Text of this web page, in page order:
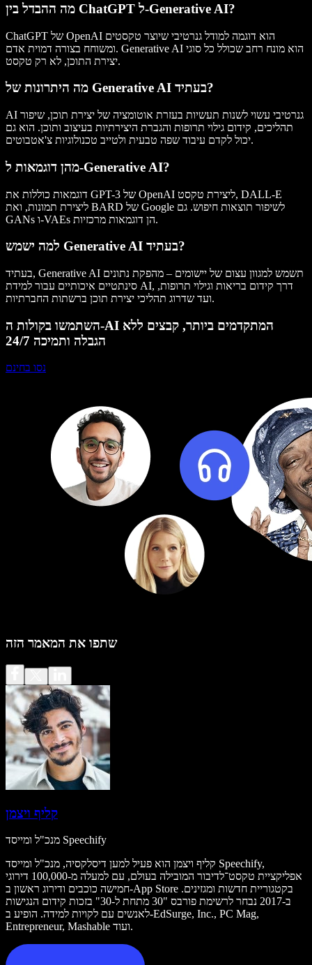
מה ההבדל בין ChatGPT ל-Generative AI?
ChatGPT של OpenAI הוא דוגמה למודל גנרטיבי שיוצר טקסטים
ומשוחח בצורה דמוית אדם. Generative AI הוא מונח רחב שכולל כל סוגי
יצירת התוכן, לא רק טקסט.
מה היתרונות של Generative AI בעתיד?
AI גנרטיבי עשוי לשנות תעשיות בעזרת אוטומציה של יצירת תוכן, שיפור
תהליכים, קידום גילוי תרופות והגברת היצירתיות בעיצוב ותוכן. הוא גם
יכול לקדם עיבוד שפה טבעית ולטייב טכנולוגיות צ'אטבוטים.
מהן דוגמאות ל-Generative AI?
דוגמאות כוללות את GPT-3 של OpenAI ליצירת טקסט, DALL-E
ליצירת תמונות, ואת BARD של Google לשיפור תוצאות חיפוש. גם
GANs ו-VAEs הן דוגמאות מרכזיות.
למה ישמש Generative AI בעתיד?
בעתיד, Generative AI תשמש למגוון עצום של יישומים – מהפקת נתונים
סינתטיים איכותיים עבור למידת AI, דרך קידום בריאות וגילוי תרופות,
ועד שדרוג תהליכי יצירת תוכן ברשתות החברתיות.
השתמשו בקולות ה-AI המתקדמים ביותר, קבצים ללא
הגבלה ותמיכה 24/7
נסו בחינם
שתפו את המאמר הזה
קליף ויצמן
מנכ"ל ומייסד Speechify
קליף ויצמן הוא פעיל למען דיסלקסיה, מנכ"ל ומייסד Speechify,
אפליקציית טקסט־לדיבור המובילה בעולם, עם למעלה מ-100,000 דירוגי
חמישה כוכבים ודירוג ראשון ב-App Store בקטגוריית חדשות ומגזינים.
ב-2017 נבחר לרשימת פורבס "30 מתחת ל-30" בזכות קידום הנגישות
לאנשים עם לקויות למידה. הופיע ב-EdSurge, Inc., PC Mag,
Entrepreneur, Mashable ועוד.